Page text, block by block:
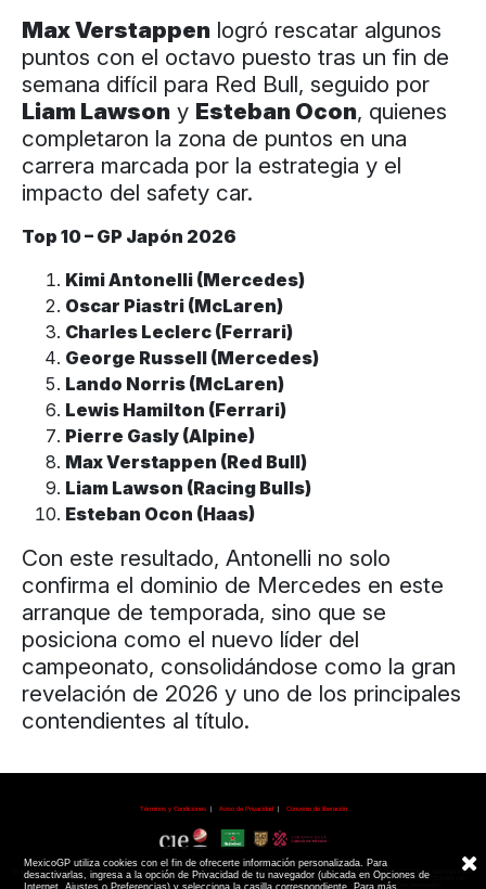
Max Verstappen logró rescatar algunos
puntos con el octavo puesto tras un fin de
semana difícil para Red Bull, seguido por
Liam Lawson y Esteban Ocon, quienes
completaron la zona de puntos en una
carrera marcada por la estrategia y el
impacto del safety car.
Top 10 – GP Japón 2026
Kimi Antonelli (Mercedes)
Oscar Piastri (McLaren)
Charles Leclerc (Ferrari)
George Russell (Mercedes)
Lando Norris (McLaren)
Lewis Hamilton (Ferrari)
Pierre Gasly (Alpine)
Max Verstappen (Red Bull)
Liam Lawson (Racing Bulls)
Esteban Ocon (Haas)
Con este resultado, Antonelli no solo
confirma el dominio de Mercedes en este
arranque de temporada, sino que se
posiciona como el nuevo líder del
campeonato, consolidándose como la gran
revelación de 2026 y uno de los principales
contendientes al título.
Términos y Condiciones| Aviso de Privacidad| Convenio de liberación
© 2026 CIE Todos los derechos reservados
El logotipo F1, las marcas F1, FORMULA 1, F1, FIA FORMULA ONE WORLD CHAMPIONSHIP, GRAND PRIX,
PADDOCK CLUB, FORMULA 1 GRAND PRIX
OF MEXICO, FORMULA 1 GRAN PREMIO DE MÉXICO,FORMULA 1 MEXICO CITY GRAND PRIX,FORMULA 1 GRAN PREMIO DE LA CIUDAD DE
MÉXICO y otros distintivosrelacionados son marcas de Formula One Licensing BV,una compañía Formula 1. Todos los derechos reservados.
MexicoGP utiliza cookies con el fin de ofrecerte información personalizada. Para
desactivarlas, ingresa a la opción de Privacidad de tu navegador (ubicada en Opciones de
Internet, Ajustes o Preferencias) y selecciona la casilla correspondiente. Para más